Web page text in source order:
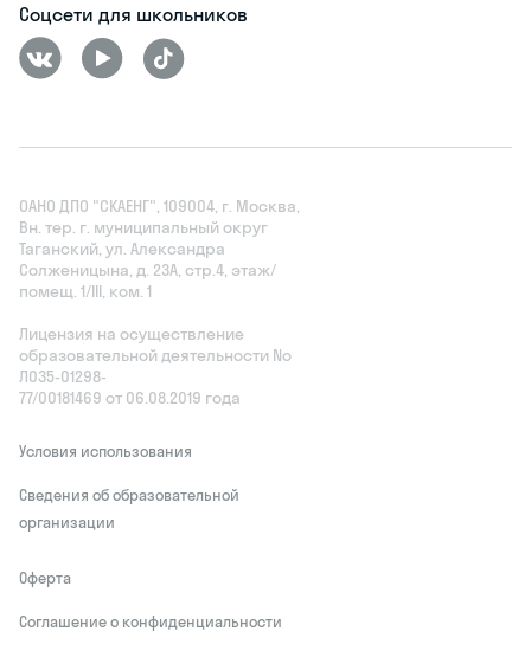
Соцсети для школьников
ОАНО ДПО "СКАЕНГ", 109004, г. Москва,
Вн. тер. г. муниципальный округ
Таганский, ул. Александра
Солженицына, д. 23А, стр.4, этаж/
помещ. 1/III, ком. 1
Лицензия на осуществление
образовательной деятельности No
Л035‑01298-
77/00181469 от 06.08.2019 года
Условия использования
Сведения об образовательной
организации
Оферта
Соглашение о конфиденциальности